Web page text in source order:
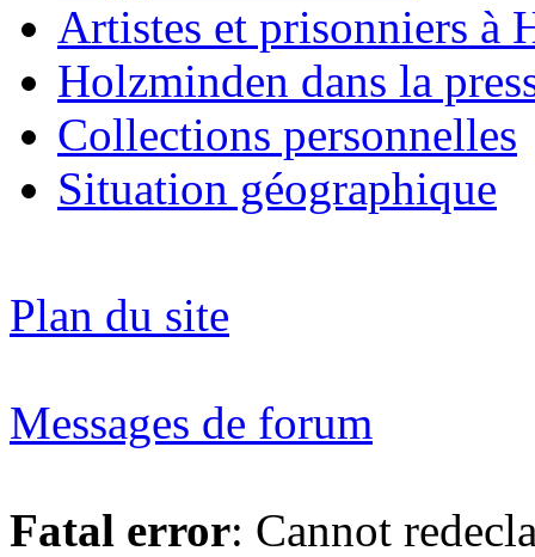
Artistes et prisonniers à
Holzminden dans la
Collections personnelles
Situation géographique
Plan du site
Messages de forum
Fatal error: Cannot